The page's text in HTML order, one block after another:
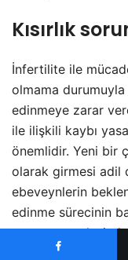
Kısırlık
İnfertilite ile
olmama
edinmeye zarar
ile ilişkili kaybı
önemlidir. Yeni bir
olarak girmesi adil
ebeveynlerin
edinme sürecinin
zaman meselesi